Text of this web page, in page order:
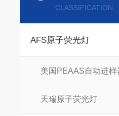
CLASSIFICATION
AFS原子荧光灯
天瑞原子荧光灯